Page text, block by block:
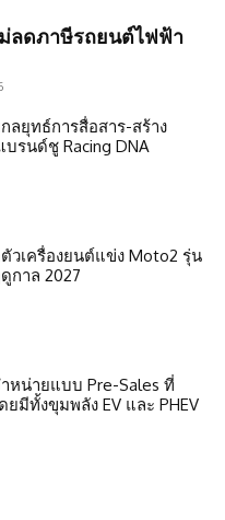
ม่ลดภาษีรถยนต์ไฟฟ้า
ลยุทธ์การสื่อสาร-สร้าง
รนด์ชู Racing DNA
วเครื่องยนต์แข่ง Moto2 รุ่น
กาล 2027
หน่ายแบบ Pre-Sales ที่
ยมีทั้งขุมพลัง EV และ PHEV